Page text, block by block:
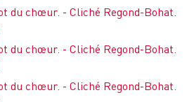
du chœur. - Cliché Regond-Bohat.
du chœur. - Cliché Regond-Bohat.
du chœur. - Cliché Regond-Bohat.